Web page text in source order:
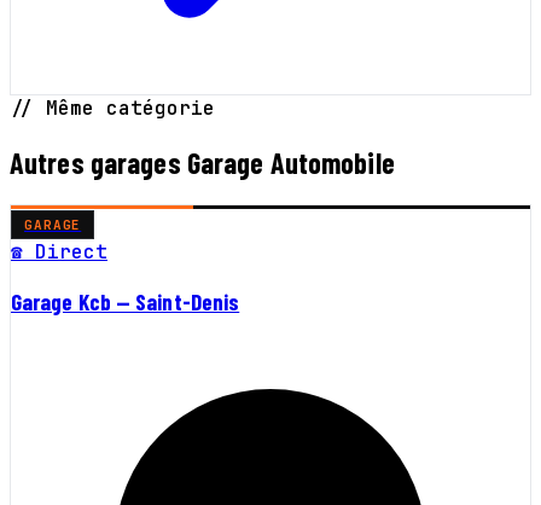
// Même catégorie
Autres garages Garage Automobile
GARAGE
☎ Direct
Garage Kcb — Saint-Denis